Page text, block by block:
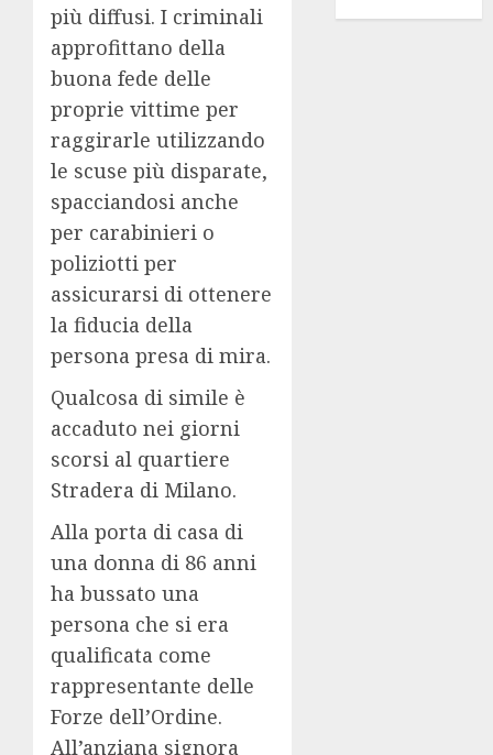
più diffusi. I criminali
approfittano della
buona fede delle
proprie vittime per
raggirarle utilizzando
le scuse più disparate,
spacciandosi anche
per carabinieri o
poliziotti per
assicurarsi di ottenere
la fiducia della
persona presa di mira.
Qualcosa di simile è
accaduto nei giorni
scorsi al quartiere
Stradera di Milano.
Alla porta di casa di
una donna di 86 anni
ha bussato una
persona che si era
qualificata come
rappresentante delle
Forze dell’Ordine.
All’anziana signora